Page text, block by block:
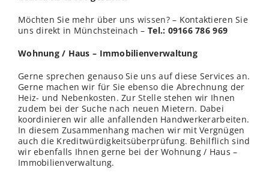
Möchten Sie mehr über uns wissen? – Kontaktieren Sie
uns direkt in Münchsteinach – Tel.: 09166 786 969
Wohnung / Haus – Immobilienverwaltung
Gerne sprechen genauso Sie uns auf diese Services an.
Gerne machen wir für Sie ebenso die Abrechnung der
Heiz- und Nebenkosten. ZurStellestehen wir Ihnen
zudem bei der Suche nach neuen Mietern. Dabei
koordinieren wir alle anfallenden Handwerkerarbeiten.
In diesem Zusammenhang machen wir mit Vergnügen
auch die Kreditwürdigkeitsüberprüfung. Behilflich sind
wir ebenfalls Ihnen gerne bei der Wohnung / Haus –
Immobilienverwaltung.